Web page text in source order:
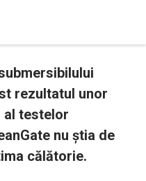
rezultatul unor
al testelor
nu știa de
călătorie.